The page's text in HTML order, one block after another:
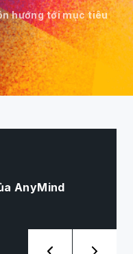
hướng tới mục tiêu
AnyMind